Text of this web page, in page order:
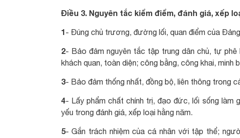
Điều 3. Nguyên tắc kiểm điểm, đánh giá, xếp
1- Đúng chủ trương, đường lối, quan điểm của
2- Bảo đảm nguyên tắc tập trung dân chủ, tự
khách quan, toàn diện; công bằng, công khai, minh
3- Bảo đảm thống nhất, đồng bộ, liên thông trong
4- Lấy phẩm chất chính trị, đạo đức, lối sống làm
yếu trong đánh giá, xếp loại hằng năm.
5- Gắn trách nhiệm của cá nhân với tập thể;